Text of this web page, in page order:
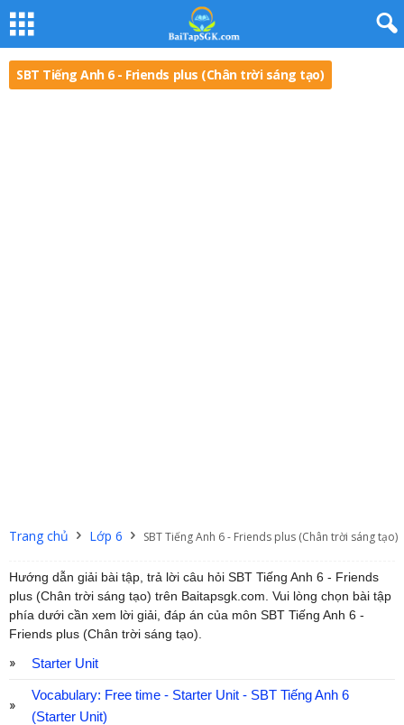
SBT Tiếng Anh 6 - Friends plus (Chân trời sáng tạo)
Trang chủ Lớp 6 SBT Tiếng Anh 6 - Friends plus (Chân trời sáng tạo)
Hướng dẫn giải bài tập, trả lời câu hỏi SBT Tiếng Anh 6 - Friends
plus (Chân trời sáng tạo) trên Baitapsgk.com. Vui lòng chọn bài tập
phía dưới cần xem lời giải, đáp án của môn SBT Tiếng Anh 6 -
Friends plus (Chân trời sáng tạo).
Starter Unit
Vocabulary: Free time - Starter Unit - SBT Tiếng Anh 6
(Starter Unit)